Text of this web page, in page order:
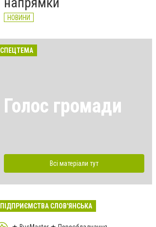
НОВИНИ
СПЕЦТЕМА
Голос громади
Всі матеріали тут
ПІДПРИЄМСТВА СЛОВ'ЯНСЬКА